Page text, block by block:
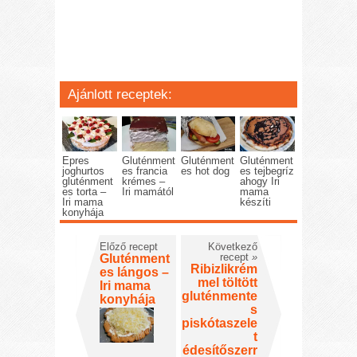
Ajánlott receptek:
Epres
joghurtos
gluténment
es torta –
Iri mama
konyhája
Gluténment
es francia
krémes –
Iri mamától
Gluténment
es hot dog
Gluténment
es tejbegríz
ahogy Iri
mama
készíti
Előző recept
Gluténment
es lángos –
Iri mama
konyhája
Következő
recept »
Ribizlikrém
mel töltött
gluténmente
s
piskótaszele
t
édesítőszerr